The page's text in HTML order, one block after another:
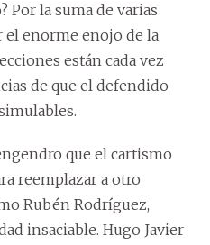
Por la suma de varias
el enorme enojo de la
están cada vez
de que el defendido
que el cartismo
reemplazar a otro
Rubén Rodríguez,
insaciable. Hugo Javier